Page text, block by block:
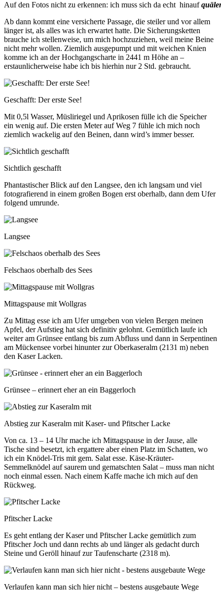
Auf den Fotos nicht zu erkennen: ich muss sich da echt hinauf
Ab dann kommt eine versicherte Passage, die steiler und vor allem
länger ist, als alles was ich erwartet hatte. Die Sicherungsketten
brauche ich stellenweise, um mich hochzuziehen, weil meine Beine
nicht mehr wollen. Ziemlich ausgepumpt und mit weichen Knien
komme ich an der Hochgangscharte in 2441 m Höhe an –
erstaunlicherweise habe ich bis hierhin nur 2 Std. gebraucht.
Geschafft: Der erste See!
Mit 0,5l Wasser, Müsliriegel und Aprikosen fülle ich die Speicher
ein wenig auf. Die ersten Meter auf Weg 7 fühle ich mich noch
ziemlich wackelig auf den Beinen, dann wird’s immer besser.
Sichtlich geschafft
Phantastischer Blick auf den Langsee, den ich langsam und viel
fotografierend in einem großen Bogen erst oberhalb, dann dem Ufer
folgend umrunde.
Langsee
Felschaos oberhalb des Sees
Mittagspause mit Wollgras
Zu Mittag esse ich am Ufer umgeben von vielen Bergen meinen
Apfel, der Aufstieg hat sich definitiv gelohnt. Gemütlich laufe ich
weiter am Grünsee entlang bis zum Abfluss und dann in Serpentinen
am Mückensee vorbei hinunter zur Oberkaseralm (2131 m) neben
den Kaser Lacken.
Grünsee – erinnert eher an ein Baggerloch
Abstieg zur Kaseralm mit Kaser- und Pfitscher Lacke
Von ca. 13 – 14 Uhr mache ich Mittagspause in der Jause, alle
Tische sind besetzt, ich ergattere aber einen Platz im Schatten, wo
ich ein Knödel-Tris mit gem. Salat esse. Käse-Kräuter-
Semmelknödel auf saurem und gematschten Salat – muss man nicht
noch einmal essen. Nach einem Kaffe mache ich mich auf den
Rückweg.
Pfitscher Lacke
Es geht entlang der Kaser und Pfitscher Lacke gemütlich zum
Pfitscher Joch und dann rechts ab und länger als gedacht durch
Steine und Geröll hinauf zur Taufenscharte (2318 m).
Verlaufen kann man sich hier nicht – bestens ausgebaute Wege